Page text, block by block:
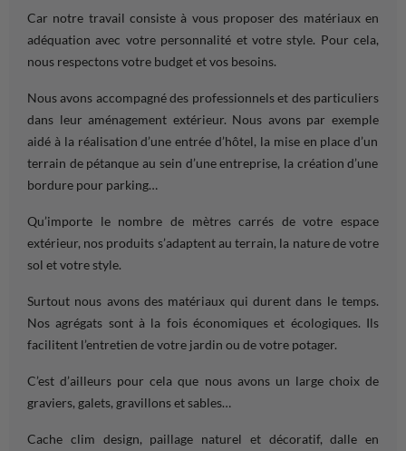
Car notre travail consiste à vous proposer des matériaux en
adéquation avec votre personnalité et votrestyle. Pour cela,
nous respectons votre budget et vos besoins.
Nous avons accompagné des professionnels et des particuliers
dans leuraménagement extérieur. Nous avons parexemple
aidé à la réalisation d’une entrée d’hôtel, la mise en place d’un
terrain de pétanque au sein d’une entreprise, la création d’une
bordure pour parking…
Qu’importe le nombre de mètres carrés de votre espace
extérieur, nos produits s’adaptent auterrain, la nature de votre
sol et votrestyle.
Surtout nous avons des matériaux qui durent dans le temps.
Nos agrégats sont à la fois économiques et écologiques. Ils
facilitent l’entretien de votre jardin ou de votre potager.
C’est d’ailleurs pour cela que nous avons un largechoixde
graviers, galets, gravillons et sables…
Cache clim design, paillage naturel et décoratif, dalle en